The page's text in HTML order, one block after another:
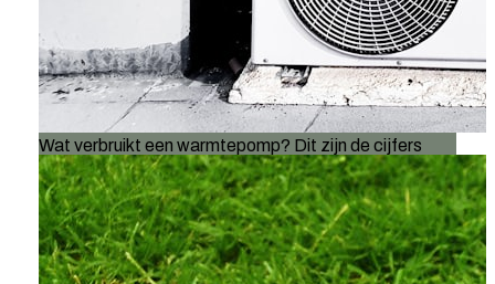
Wat verbruikt een warmtepomp? Dit zijn de cijfers